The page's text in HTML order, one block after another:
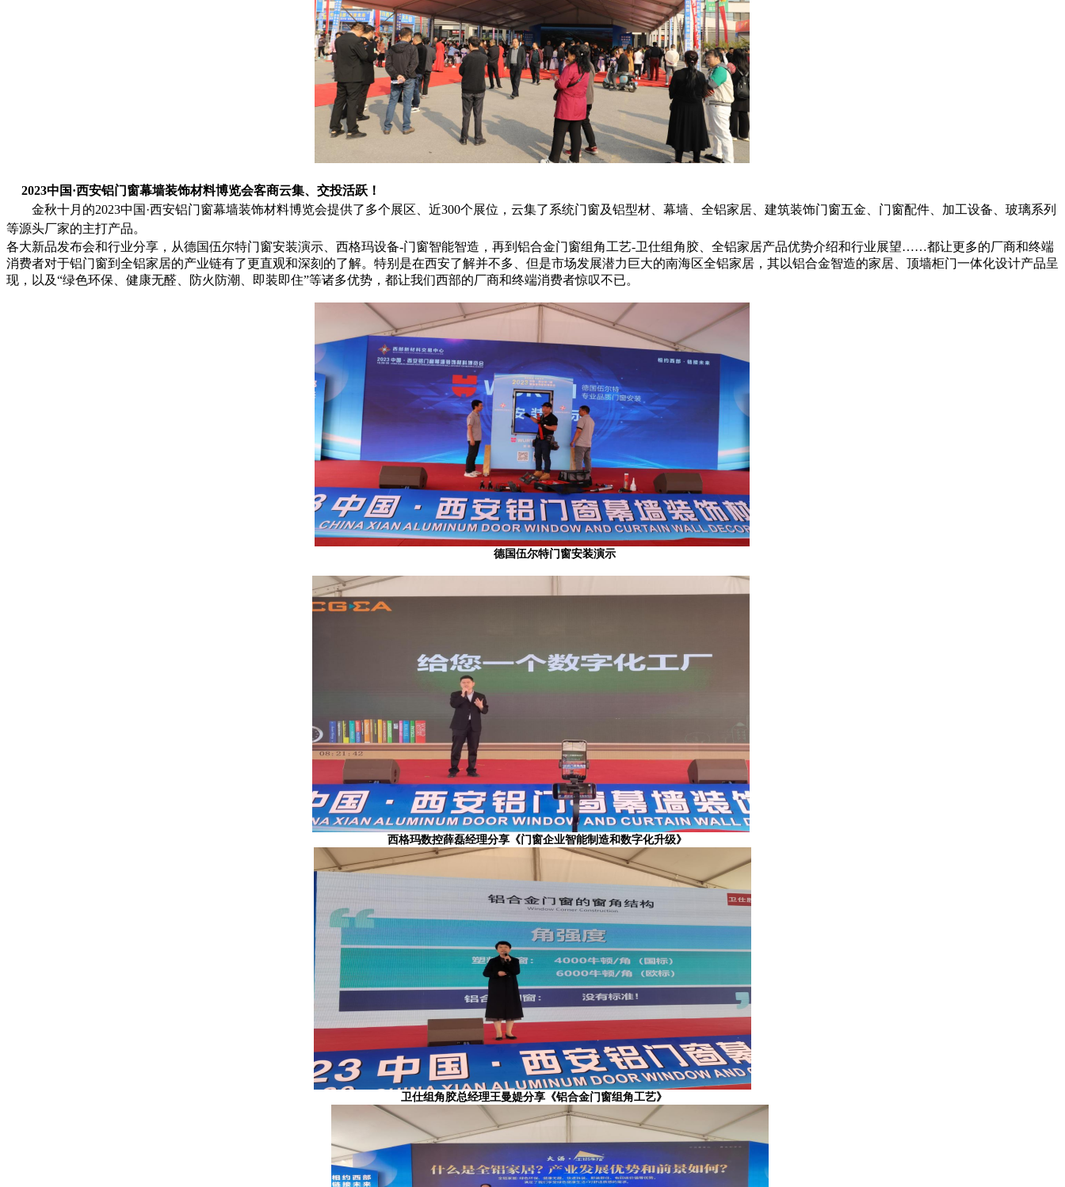
2023中国·西安铝门窗幕墙装饰材料博览会客商云集、 交投活跃！
金秋十月的2023中国·西安铝门窗幕墙装饰材料博览会提供了多个展区、近300个展位，云集了系统门窗及铝型材、幕墙、全铝家居、建筑装饰门窗五金、门窗配件、加工设备、玻璃系列
等源头厂家的主打产品。
各大新品发布会和行业分享，从德国伍尔特门窗安装演示、西格玛设备-门窗智能智造，再到铝合金门窗组角工艺-卫仕组角胶、全铝家居产品优势介绍和行业展望……都让更多的厂商和终端
消费者对于铝门窗到全铝家居的产业链有了更直观和深刻的了解。特别是在西安了解并不多、但是市场发展潜力巨大的南海区全铝家居，其以铝合金智造的家居、顶墙柜门一体化设计产品呈
现，以及“绿色环保、健康无醛、防火防潮、即装即住”等诸多优势，都让我们西部的厂商和终端消费者惊叹不已。
德国伍尔特门窗安装演示
西格玛数控薛磊经理分享《门窗企业智能制造和数字化升级》
卫仕组角胶总经理王曼媞分享《铝合金门窗组角工艺》